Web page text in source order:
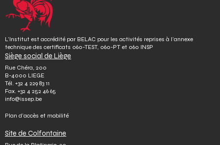
L’Institut est accrédité par BELAC pour les activités reprises à l’annexe
technique des certificats 060-TEST, 060-PT et 060 INSP
Siège social de Liège
Rue Chéra, 200
B-4000 LIEGE
Tél. +32 4 229 83 11
Fax. +32 4 252 46 65
info@issep.be
Plan d’accès et mobilité
Site de Colfontaine